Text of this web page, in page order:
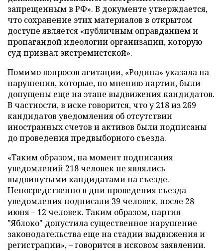
запрещенным в РФ». В документе утверждается,
что сохранение этих материалов в открытом
доступе является «публичным оправданием и
пропагандой идеологии организации, которую
суд признал экстремистской».
Помимо вопросов агитации, «Родина» указала на
нарушения, которые, по мнению партии, были
допущены еще на этапе выдвижения кандидатов.
В частности, в иске говорится, что у 218 из 269
кандидатов уведомления об отсутствии
иностранных счетов и активов были подписаны
до проведения предвыборного съезда.
«Таким образом, на момент подписания
уведомлений 218 человек не являлись
выдвинутыми кандидатами на съезде.
Непосредственно в дни проведения съезда
уведомления подписали 39 человек, после 28
июня – 12 человек. Таким образом, партия
"Яблоко" допустила существенное нарушение
законодательства еще на стадии выдвижения и
регистрации», – говорится в исковом заявлении.